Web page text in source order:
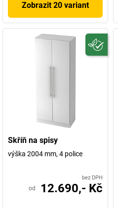
Zobrazit 20 variant
Skříň na spisy
výška 2004 mm, 4 police
bez DPH
od 12.690,- Kč